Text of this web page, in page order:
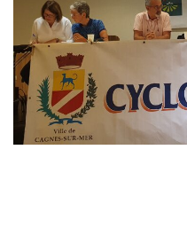
s
h
o
r
a
t